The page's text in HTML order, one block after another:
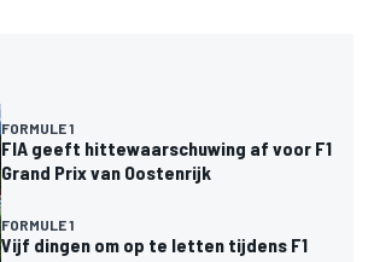
FORMULE 1
FIA geeft hittewaarschuwing af voor F1
Grand Prix van Oostenrijk
FORMULE 1
Vijf dingen om op te letten tijdens F1